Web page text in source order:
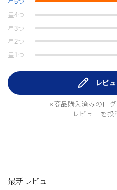
星5つ
星4つ
星 3つ
星 2つ
星 1つ
レビ
※商品購入済みのロ
レビューを投
最新レビュー